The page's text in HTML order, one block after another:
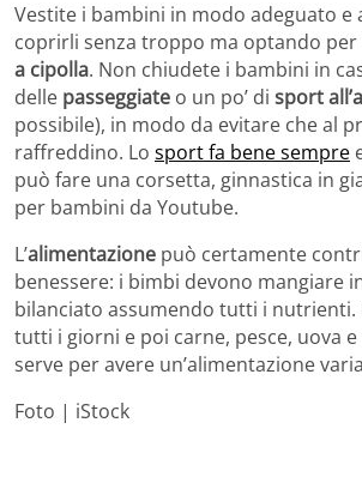
Vestite i bambini in modo adeguato e
coprirli senza troppo ma optando per
a cipolla. Non chiudete i bambini in
delle passeggiate o un po’ di sport
possibile), in modo da evitare che al
raffreddino. Lo sport fa bene sempre
può fare una corsetta, ginnastica in
per bambini da Youtube.
L’alimentazione può certamente
benessere: i bimbi devono mangiare
bilanciato assumendo tutti i nutrienti.
tutti i giorni e poi carne, pesce, uova
serve per avere un’alimentazione
Foto | iStock